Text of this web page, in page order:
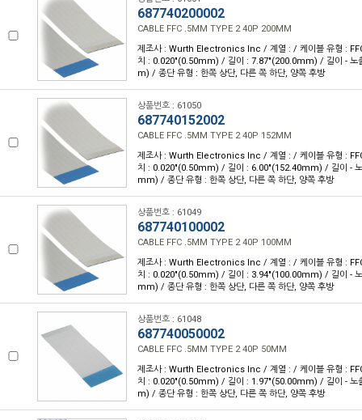
687740200002
CABLE FFC .5MM TYPE 2 40P 200MM
제조사 : Wurth Electronics Inc / 계열 : / 케이블 유형 :
치 : 0.020"(0.50mm) / 길이 : 7.87"(200.0mm) / 길이 - 노
m) / 종단 유형 : 한쪽 상단, 다른 쪽 하단, 양쪽 후방
상품번호 : 61050
687740152002
CABLE FFC .5MM TYPE 2 40P 152MM
제조사 : Wurth Electronics Inc / 계열 : / 케이블 유형 :
치 : 0.020"(0.50mm) / 길이 : 6.00"(152.40mm) / 길이 -
mm) / 종단 유형 : 한쪽 상단, 다른 쪽 하단, 양쪽 후방
상품번호 : 61049
687740100002
CABLE FFC .5MM TYPE 2 40P 100MM
제조사 : Wurth Electronics Inc / 계열 : / 케이블 유형 :
치 : 0.020"(0.50mm) / 길이 : 3.94"(100.00mm) / 길이 -
mm) / 종단 유형 : 한쪽 상단, 다른 쪽 하단, 양쪽 후방
상품번호 : 61048
687740050002
CABLE FFC .5MM TYPE 2 40P 50MM
제조사 : Wurth Electronics Inc / 계열 : / 케이블 유형 :
치 : 0.020"(0.50mm) / 길이 : 1.97"(50.00mm) / 길이 - 노
m) / 종단 유형 : 한쪽 상단, 다른 쪽 하단, 양쪽 후방